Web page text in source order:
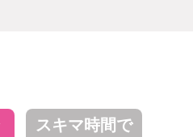
スキマ時間で